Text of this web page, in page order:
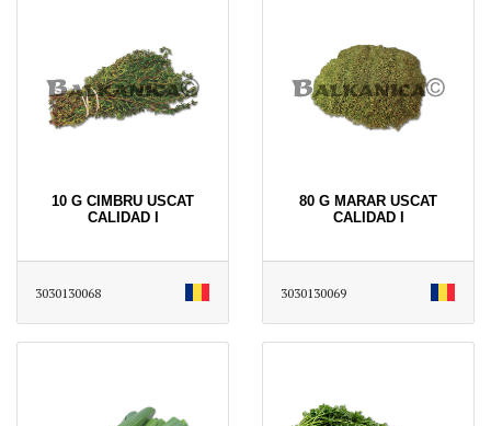
10 G CIMBRU USCAT
CALIDAD I
3030130068
80 G MARAR USCAT
CALIDAD I
3030130069